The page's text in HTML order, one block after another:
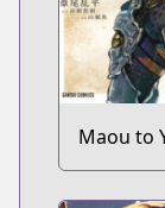
Maou to
no
Ura de